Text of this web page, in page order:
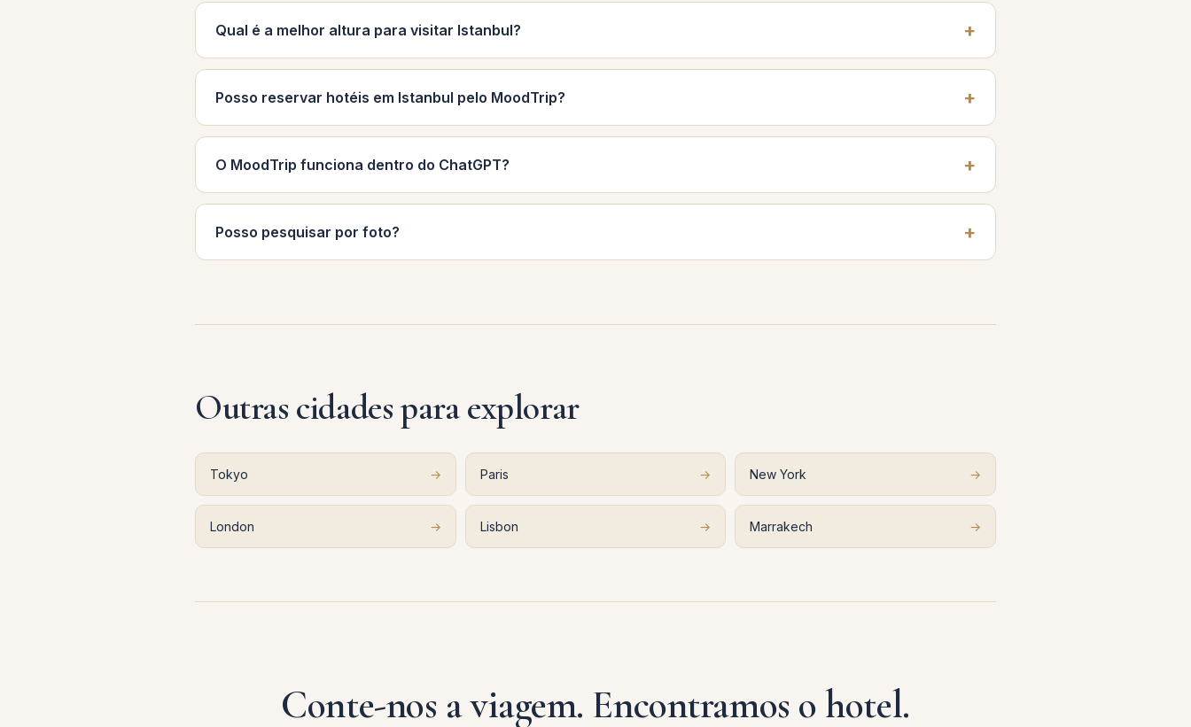
Qual é a melhor altura para visitar Istanbul?
Posso reservar hotéis em Istanbul pelo MoodTrip?
O MoodTrip funciona dentro do ChatGPT?
Posso pesquisar por foto?
Outras cidades para explorar
Tokyo → Paris → New York →
London → Lisbon → Marrakech →
Conte-nos a viagem. Encontramos o hotel.